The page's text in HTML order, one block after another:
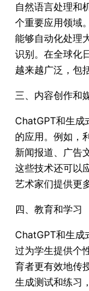
自然语言处理和
个重要应用领域
能够自动化处理
识别。在全球化
越来越广泛，包
三、内容创作和
ChatGPT和生成
的应用。例如，
新闻报道、广告
这些技术还可以
艺术家们提供更
四、教育和学习
ChatGPT和生成
过为学生提供个
育者更有效地传
生成测试和练习